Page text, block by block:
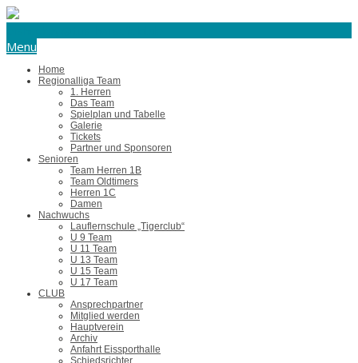
Menu
Home
Regionalliga Team
1. Herren
Das Team
Spielplan und Tabelle
Galerie
Tickets
Partner und Sponsoren
Senioren
Team Herren 1B
Team Oldtimers
Herren 1C
Damen
Nachwuchs
Lauflernschule „Tigerclub“
U 9 Team
U 11 Team
U 13 Team
U 15 Team
U 17 Team
CLUB
Ansprechpartner
Mitglied werden
Hauptverein
Archiv
Anfahrt Eissporthalle
Schiedsrichter